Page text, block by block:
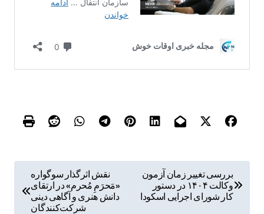
بررسی تغییر زمان آزمون
وکالت ۱۴۰۴ در دستور
کار شورای اجرایی اسکودا
نقش اثرگذار سوگواره
«مَحرَمِ مُحرم» در ارتقای
دانش هنری و آگاهی دینی
شرکت‌کنندگان